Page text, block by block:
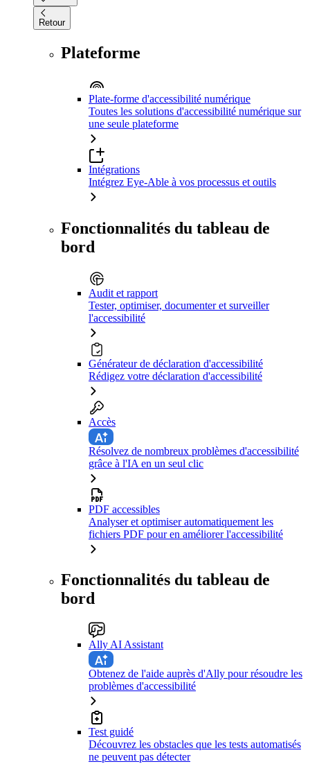
Retour
Plateforme
Plate-forme d'accessibilité numérique
Toutes les solutions d'accessibilité numérique sur
une seule plateforme
Intégrations
Intégrez Eye-Able à vos processus et outils
Fonctionnalités du tableau de
bord
Audit et rapport
Tester, optimiser, documenter et surveiller
l'accessibilité
Générateur de déclaration d'accessibilité
Rédigez votre déclaration d'accessibilité
Accès
Résolvez de nombreux problèmes d'accessibilité
grâce à l'IA en un seul clic
PDF accessibles
Analyser et optimiser automatiquement les
fichiers PDF pour en améliorer l'accessibilité
Fonctionnalités du tableau de
bord
Ally AI Assistant
Obtenez de l'aide auprès d'Ally pour résoudre les
problèmes d'accessibilité
Test guidé
Découvrez les obstacles que les tests automatisés
ne peuvent pas détecter